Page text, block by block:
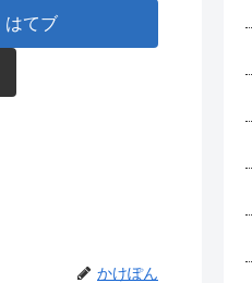
はてブ
かけぽん